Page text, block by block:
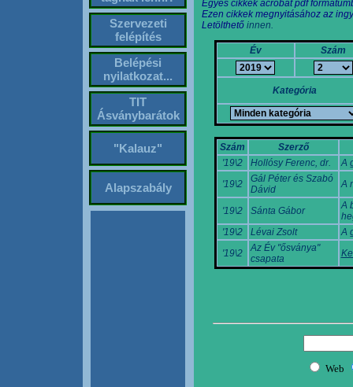
Szervezeti
felépítés
Belépési
nyilatkozat...
TIT
Ásványbarátok
"Kalauz"
Alapszabály
Egyes cikkek acrobat pdf
Ezen cikkek megnyitásához az
Letölthető innen.
Év Szám
Kategória
Szám
Szerző
'19\2
Hollósy Ferenc, dr.
A
'19\2
Gál Péter és Szabó
Dávid
A
'19\2 Sánta Gábor
A
'19\2
Lévai Zsolt
A
'19\2
Az Év "ősványa"
csapata